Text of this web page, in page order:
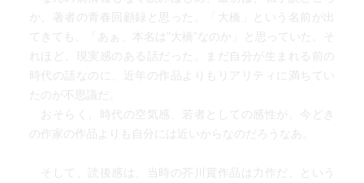
か、著者の青春回顧録と思った。「大橋」という名前が出
てきても、「あぁ、本名は”大橋”なのか」と思っていた。そ
れほど、現実感のある話だった。まだ自分が生まれる前の
時代の話なのに、近年の作品よりもリアリティに満ちてい
たのが不思議だ。
おそらく、時代の空気感、若者としての感性が、今どき
の作家の作品よりも自分には近いからなのだろうなあ。
そして、読後感は、当時の芥川賞作品は力作だ、という